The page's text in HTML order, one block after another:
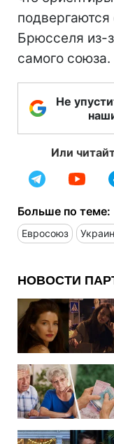
Брюсселя из-
самого союза.
Не
Или
Больше по теме:
Евросоюз